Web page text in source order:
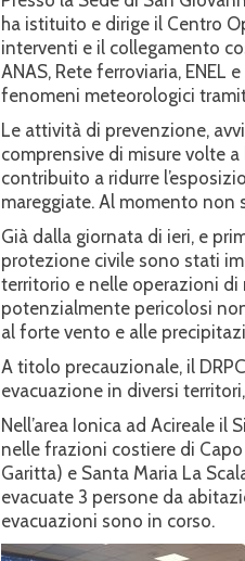
ha istituito e dirige il Centro
interventi e il collegamento
ANAS, Rete ferroviaria, ENEL
fenomeni meteorologici
Le attività di prevenzione,
comprensive di misure volte
contribuito a ridurre
mareggiate. Al momento non
Già dalla giornata di ieri, e
protezione civile sono stati
territorio e nelle operazioni di
potenzialmente pericolosi
al forte vento e alle
A titolo precauzionale, il
evacuazione in diversi
Nell’area Ionica ad Acireale
nelle frazioni costiere di
Garitta) e Santa Maria La
evacuate 3 persone da
evacuazioni sono in corso.